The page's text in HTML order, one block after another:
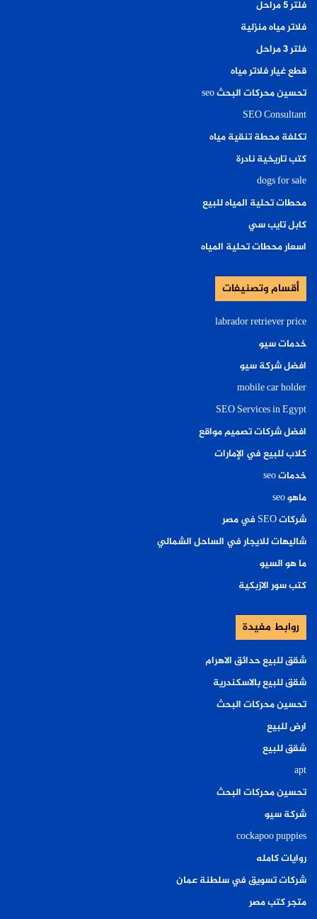
فلتر ٥ مراحل
فلاتر مياه منزلية
فلتر ٣ مراحل
قطع غيار فلاتر مياه
تحسين محركات البحث seo
SEO Consultant
تكلفة محطة تنقية مياه
كتب تاريخية نادرة
dogs for sale
محطات تحلية المياه للبيع
كابل تايب سي
اسعار محطات تحلية المياه
أقسام وتصنيفات
labrador retriever price
خدمات سيو
افضل شركة سيو
mobile car holder
SEO Services in Egypt
افضل شركات تصميم مواقع
كلاب للبيع في الإمارات
خدمات seo
ماهو seo
شركات SEO في مصر
شاليهات للايجار في الساحل الشمالي
ما هو السيو
كتب سور الازبكية
روابط مفيدة
شقق للبيع حدائق الاهرام
شقق للبيع بالاسكندرية
تحسين محركات البحث
ارض للبيع
شقق للبيع
apt
تحسين محركات البحث
شركة سيو
cockapoo puppies
روايات كامله
شركات تسويق في سلطنة عمان
متجر كتب مصر